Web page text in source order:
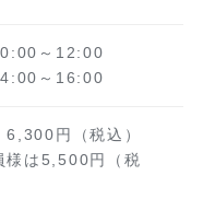
～12:00
～16:00
円（税込）
様は5,500円（税